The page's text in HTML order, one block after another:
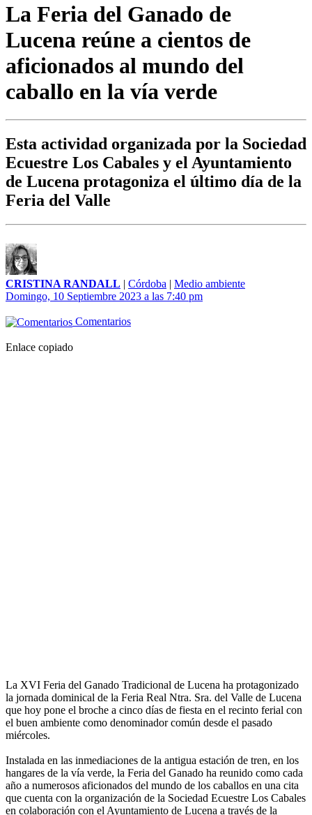
La Feria del Ganado de
Lucena reúne a cientos de
aficionados al mundo del
caballo en la vía verde
Esta actividad organizada por la Sociedad
Ecuestre Los Cabales y el Ayuntamiento
de Lucena protagoniza el último día de la
Feria del Valle
CRISTINA RANDALL | Córdoba | Medio ambiente
Domingo, 10 Septiembre 2023 a las 7:40 pm
Comentarios
Enlace copiado
La XVI Feria del Ganado Tradicional de Lucena ha protagonizado
la jornada dominical de la Feria Real Ntra. Sra. del Valle de Lucena
que hoy pone el broche a cinco días de fiesta en el recinto ferial con
el buen ambiente como denominador común desde el pasado
miércoles.
Instalada en las inmediaciones de la antigua estación de tren, en los
hangares de la vía verde, la Feria del Ganado ha reunido como cada
año a numerosos aficionados del mundo de los caballos en una cita
que cuenta con la organización de la Sociedad Ecuestre Los Cabales
en colaboración con el Ayuntamiento de Lucena a través de la